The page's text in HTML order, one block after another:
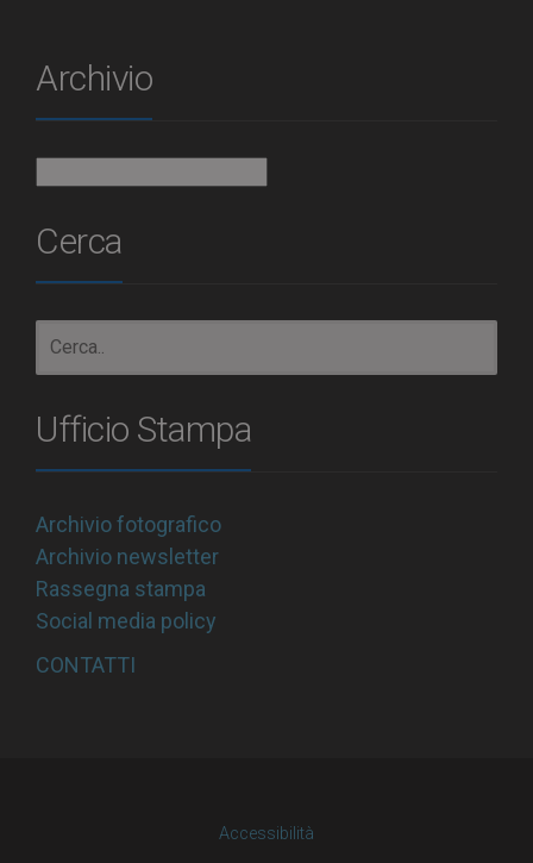
Archivio
Cerca
Ufficio Stampa
Archivio fotografico
Archivio newsletter
Rassegna stampa
Social media policy
CONTATTI
Accessibilità